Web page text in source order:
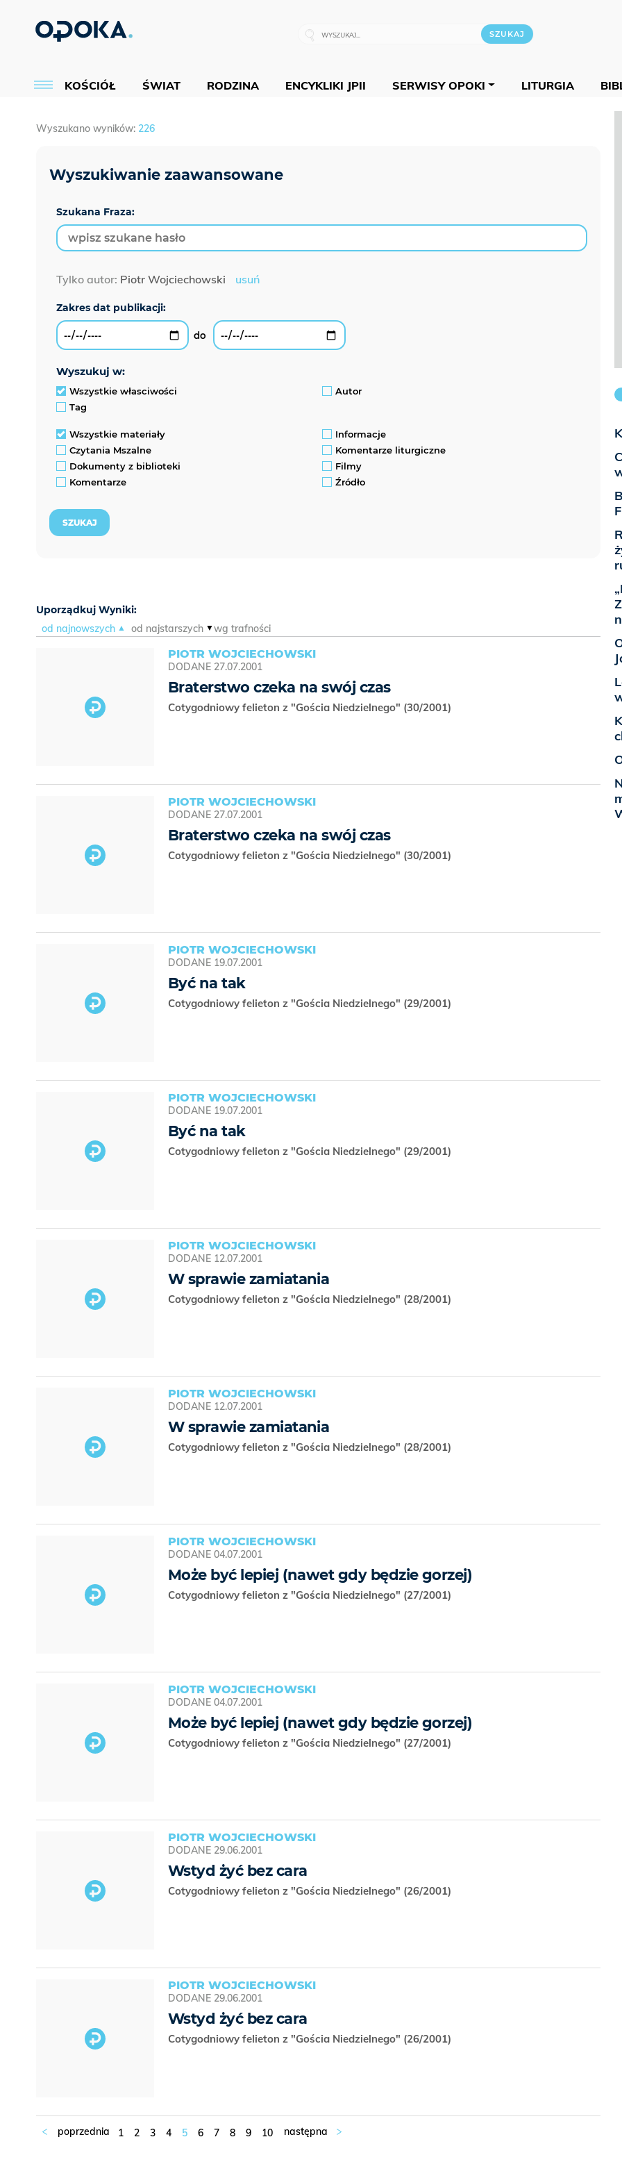
KOŚCIÓŁ ŚWIAT RODZINA ENCYKLIKI JPII SERWISY OPOKI LITURGIA
Wyszukano wyników: 226
Szukana Fraza:
Tylko autor: Piotr Wojciechowski usuń
wyszukuj w:
Wszystkie własciwości
Autor
Tag
Wszystkie materiały
Informacje
Czytania Mszalne
Komentarze liturgiczne
Dokumenty z biblioteki
Filmy
Komentarze
Źródło
Uporządkuj Wyniki:
od najnowszych
od najstarszych wg trafności
PIOTR WOJCIECHOWSKI
DODANE 27.07.2001
Braterstwo czeka na swój czas
Cotygodniowy felieton z "Gościa Niedzielnego" (30/2001)
PIOTR WOJCIECHOWSKI
DODANE 27.07.2001
Braterstwo czeka na swój czas
Cotygodniowy felieton z "Gościa Niedzielnego" (30/2001)
PIOTR WOJCIECHOWSKI
DODANE 19.07.2001
Być na tak
Cotygodniowy felieton z "Gościa Niedzielnego" (29/2001)
PIOTR WOJCIECHOWSKI
DODANE 19.07.2001
Być na tak
Cotygodniowy felieton z "Gościa Niedzielnego" (29/2001)
PIOTR WOJCIECHOWSKI
DODANE 12.07.2001
W sprawie zamiatania
Cotygodniowy felieton z "Gościa Niedzielnego" (28/2001)
PIOTR WOJCIECHOWSKI
DODANE 12.07.2001
W sprawie zamiatania
Cotygodniowy felieton z "Gościa Niedzielnego" (28/2001)
PIOTR WOJCIECHOWSKI
DODANE 04.07.2001
Może być lepiej (nawet gdy będzie gorzej)
Cotygodniowy felieton z "Gościa Niedzielnego" (27/2001)
PIOTR WOJCIECHOWSKI
DODANE 04.07.2001
Może być lepiej (nawet gdy będzie gorzej)
Cotygodniowy felieton z "Gościa Niedzielnego" (27/2001)
PIOTR WOJCIECHOWSKI
DODANE 29.06.2001
Wstyd żyć bez cara
Cotygodniowy felieton z "Gościa Niedzielnego" (26/2001)
PIOTR WOJCIECHOWSKI
DODANE 29.06.2001
Wstyd żyć bez cara
Cotygodniowy felieton z "Gościa Niedzielnego" (26/2001)
1 2 3 4 5 6 7 8 9 10